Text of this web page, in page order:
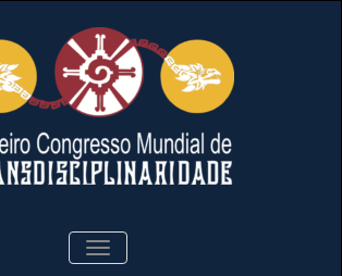
Tercer Congreso Mundial de
ALTERNAR
LA